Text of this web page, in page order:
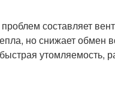
Бесканальная
вентиляция
составляет
но снижает обмен
утомляемость,